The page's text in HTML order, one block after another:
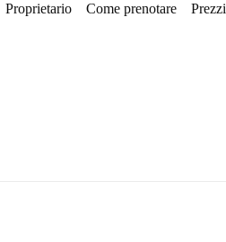
Proprietario Come prenotare Prezzi